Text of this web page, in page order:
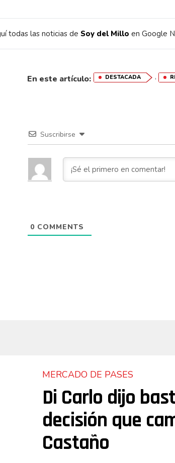
todas las noticias de Soy del Millo en Google
En este artículo: DESTACADA ,
Suscribirse
0 COMMENTS
MERCADO DE PASES
Di Carlo dijo
decisión que
Castaño